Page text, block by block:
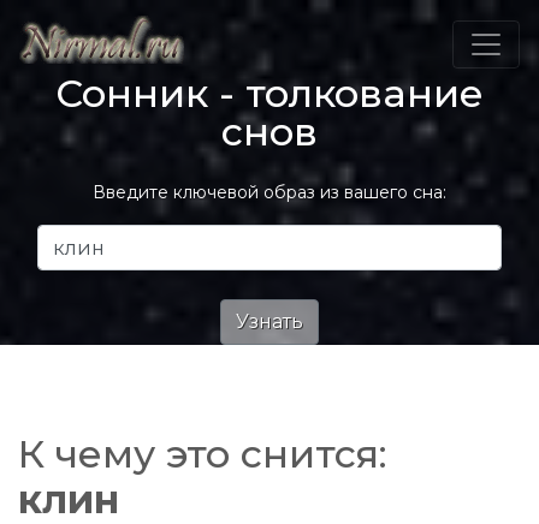
Сонник - толкование
снов
Введите ключевой образ из вашего сна:
К чему это снится:
клин